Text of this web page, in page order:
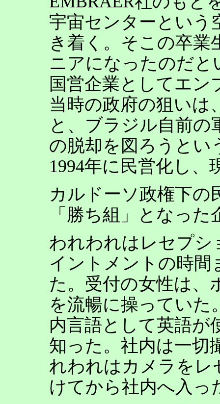
宇宙センターという
き着く。そこの卒業
ニアになったのだと
国営企業としてエン
当時の政府の狙いは
と、ブラジル自前の
の脱却を図ろうとい
1994年に民営化し
カルドーソ政権下の
「勝ち組」となっ
われわれはレセプシ
イントメントの時
た。受付の女性は、
を流暢に操っていた
内言語として英語が
知った。社内は一切
れわれはカメラをレ
けてから社内へ入っ